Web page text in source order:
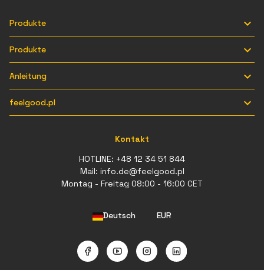
Produkte 
Produkte 
Anleitung 
feelgood.pl 
Kontakt
HOTLINE: +48 12 34 51 844
Mail: info.de@feelgood.pl
Montag - Freitag 08:00 - 16:00 CET
Deutsch EUR